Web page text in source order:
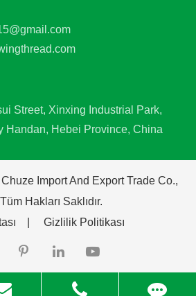
Street, Xinxing Industrial Park,
Handan, Hebei Province, China
Import And Export Trade Co.,
Tüm Hakları Saklıdır.
Gizlilik Politikası